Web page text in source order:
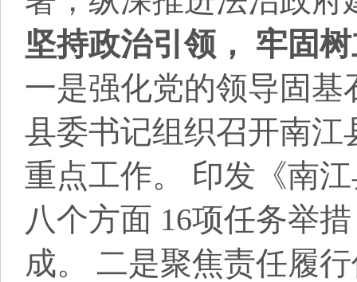
坚持政治引领， 牢固
一是强化党的领导固
县委书记组织召开南
重点工作。 印发《南
八个方面 16项任务举
成。 二是聚焦责任履